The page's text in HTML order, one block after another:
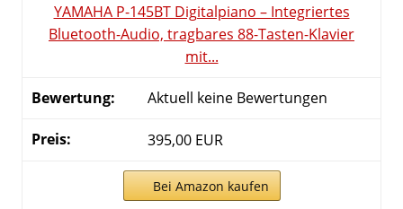
YAMAHA P-145BT Digitalpiano – Integriertes
Bluetooth-Audio, tragbares 88-Tasten-Klavier
mit...
Aktuell keine Bewertungen
395,00 EUR
Bei Amazon kaufen